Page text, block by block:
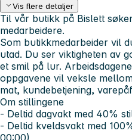
Vis flere detaljer
Til vår butikk på Bislett
medarbeidere.
Som butikkmedarbeider vil
utad. Du ser viktigheten av
et smil på lur.
oppgavene vil veksle
mat, kundebetjening,
Om stillingene
- Deltid dagvakt med 40%
- Deltid kveldsvakt med